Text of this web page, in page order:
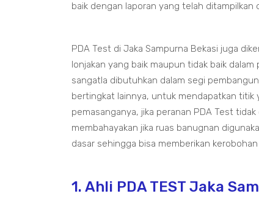
baik dengan laporan yang telah
PDA Test di Jaka Sampurna Bekasi juga
lonjakan yang baik maupun tidak baik
sangatla dibutuhkan dalam segi
bertingkat lainnya, untuk mendapatkan titik
pemasanganya, jika peranan PDA Test
membahayakan jika ruas banugnan
dasar sehingga bisa memberikan
1. Ahli PDA TEST Jaka